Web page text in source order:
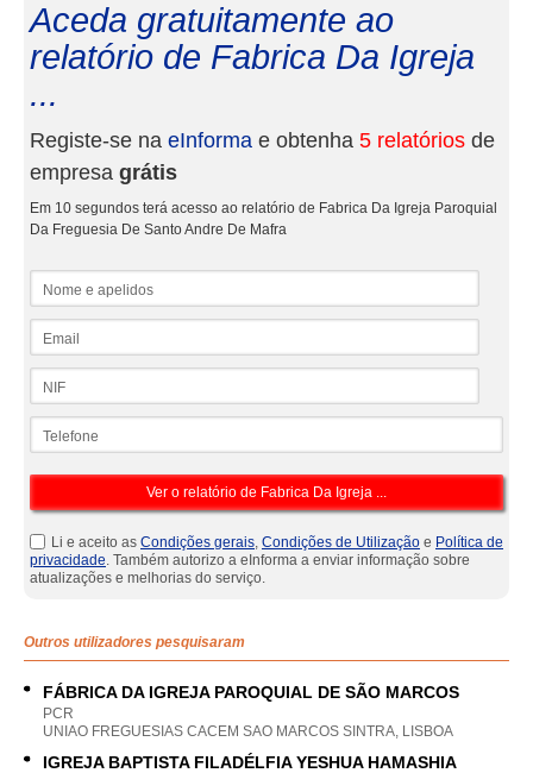
Aceda gratuitamente ao
relatório de Fabrica Da Igreja
...
Registe-se na eInforma e obtenha 5 relatórios de
empresa grátis
Em 10 segundos terá acesso ao relatório de Fabrica Da Igreja Paroquial
Da Freguesia De Santo Andre De Mafra
Li e aceito as Condições gerais, Condições de Utilização e Política de
privacidade. Também autorizo a eInforma a enviar informação sobre
atualizações e melhorias do serviço.
Outros utilizadores pesquisaram
FÁBRICA DA IGREJA PAROQUIAL DE SÃO MARCOS
PCR
UNIAO FREGUESIAS CACEM SAO MARCOS SINTRA, LISBOA
IGREJA BAPTISTA FILADÉLFIA YESHUA HAMASHIA